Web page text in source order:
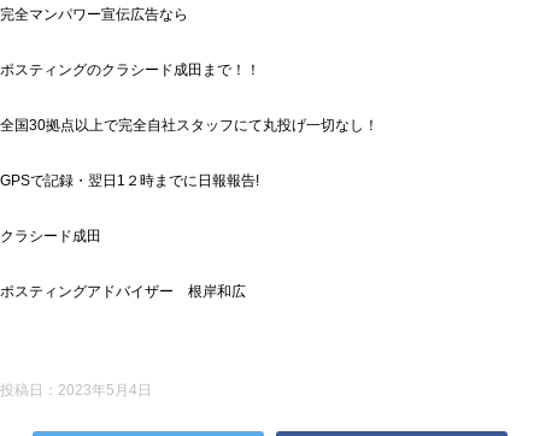
完全マンパワー宣伝広告なら
ポスティングのクラシード成田まで！！
全国30拠点以上で完全自社スタッフにて丸投げ一切なし！
GPSで記録・翌日1２時までに日報報告!
クラシード成田
ポスティングアドバイザー 根岸和広
投稿日： 2023年5月4日